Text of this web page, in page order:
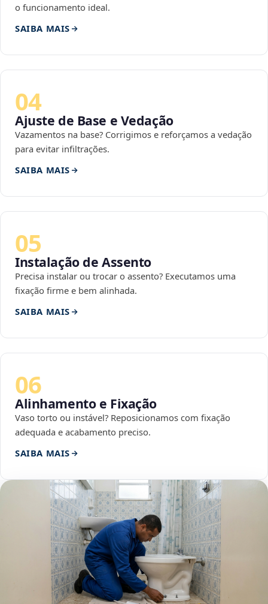
o funcionamento ideal.
SAIBA MAIS
04
Ajuste de Base e Vedação
Vazamentos na base? Corrigimos e reforçamos a vedação
para evitar infiltrações.
SAIBA MAIS
05
Instalação de Assento
Precisa instalar ou trocar o assento? Executamos uma
fixação firme e bem alinhada.
SAIBA MAIS
06
Alinhamento e Fixação
Vaso torto ou instável? Reposicionamos com fixação
adequada e acabamento preciso.
SAIBA MAIS